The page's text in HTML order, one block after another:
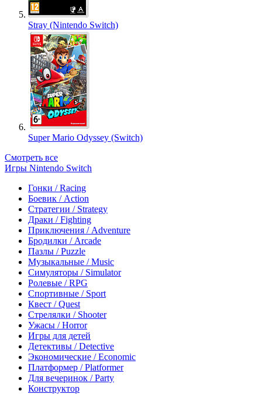
Stray (Nintendo Switch)
Super Mario Odyssey (Switch)
Смотреть все
Игры Nintendo Switch
Гонки / Racing
Боевик / Action
Стратегии / Strategy
Драки / Fighting
Приключения / Adventure
Бродилки / Arcade
Пазлы / Puzzle
Музыкальные / Music
Симуляторы / Simulator
Ролевые / RPG
Спортивные / Sport
Квест / Quest
Стрелялки / Shooter
Ужасы / Horror
Игры для детей
Детективы / Detective
Экономические / Economic
Платформер / Platformer
Для вечеринок / Party
Конструктор